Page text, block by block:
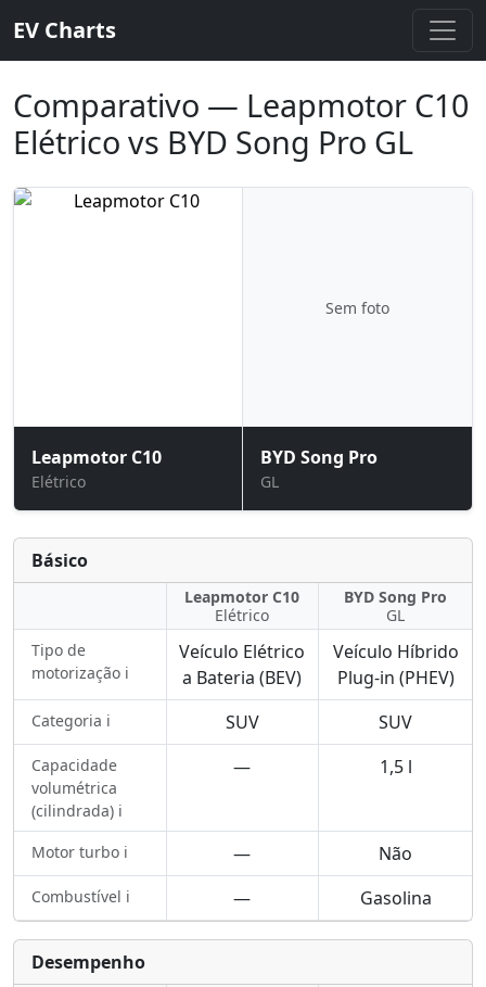
EV Charts
Comparativo — Leapmotor C10
Elétrico vs BYD Song Pro GL
Leapmotor C10
Elétrico
Sem foto
BYD Song Pro
GL
Básico
Leapmotor C10
Elétrico
BYD Song Pro
GL
Tipo de
motorização ℹ️
Veículo Elétrico
a Bateria (BEV)
Veículo Híbrido
Plug-in (PHEV)
Categoria ℹ️ SUV SUV
Capacidade
volumétrica
(cilindrada) ℹ️
— 1,5 l
Motor turbo ℹ️ — Não
Combustível ℹ️ — Gasolina
Desempenho